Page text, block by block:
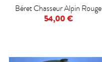
Béret Chasseur Alpin Rouge
54,00 €